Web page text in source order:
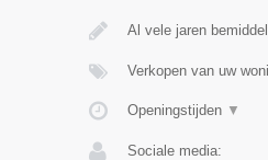
Al vele jaren
Verkopen van uw
Openingstijden ▼
Sociale media: